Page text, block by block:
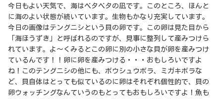
今日もよい天気で、海はベタベタの凪です。このところ、ほんと
に海のよい状態が続いています。生物もかなり充実しています。
今日の画像はテングニシという貝の卵です。この卵は見た目から
「海ほうずき」と呼ばれるのですが、見事に整列して産みつけら
れています。よ～くみるとこの卵に別の小さな貝が卵を産みつけ
ているんです！！卵に卵を産みつける・・・おもしろいですよ
ね！このテングニシの他にも、ボウシュウボラ、ミガキボラな
ど、貝自体はとっても似ているのに卵はそれぞれ個性的で、貝の
卵ウォッチングなんていうのもとってもおもしろいですよ！魚も